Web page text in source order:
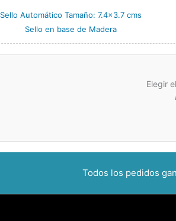
Sello Automático Tamaño: 7.4×3.7 cms
Sello en base de Madera
Elegir
Todos los pedidos